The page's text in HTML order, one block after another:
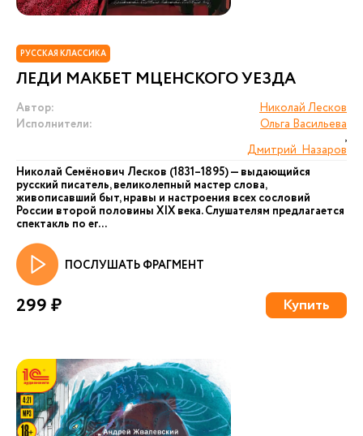
РУССКАЯ КЛАССИКА
ЛЕДИ МАКБЕТ МЦЕНСКОГО УЕЗДА
Автор:
Николай Лесков
Исполнители:
Ольга Васильева
,
Дмитрий Назаров
Николай Семёнович Лесков (1831–1895) — выдающийся
русский писатель, великолепный мастер слова,
живописавший быт, нравы и настроения всех сословий
России второй половины XIX века. Слушателям предлагается
спектакль по ег...
ПОСЛУШАТЬ ФРАГМЕНТ
299 ₽ Купить